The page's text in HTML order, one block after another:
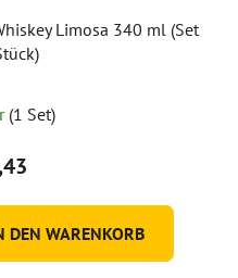
Limosa 340 ml (Set
(1 Set)
DEN WARENKORB